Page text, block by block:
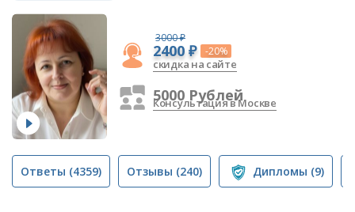
3000 ₽
2400 ₽ -20%
скидка на сайте
5000 Рублей
Консультация в Москве
Ответы (4359) Отзывы (240) Дипломы (9)